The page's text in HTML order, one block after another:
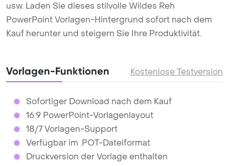
usw. Laden Sie dieses stilvolle Wildes Reh
PowerPoint Vorlagen-Hintergrund sofort nach dem
Kauf herunter und steigern Sie Ihre Produktivität.
Vorlagen-Funktionen Kostenlose Testversion
Sofortiger Download nach dem Kauf
16:9 PowerPoint-Vorlagenlayout
18/7 Vorlagen-Support
Verfügbar im .POT-Dateiformat
Druckversion der Vorlage enthalten